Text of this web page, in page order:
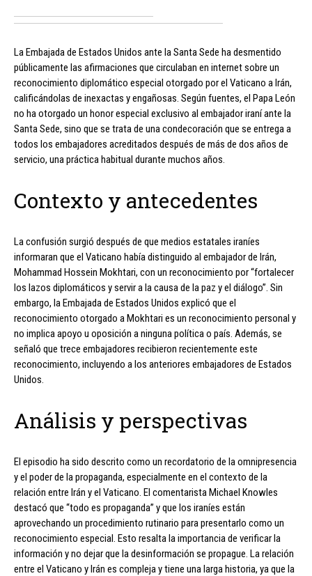
La Embajada de Estados Unidos ante la Santa Sede ha desmentido
públicamente las afirmaciones que circulaban en internet sobre un
reconocimiento diplomático especial otorgado por el Vaticano a Irán,
calificándolas de inexactas y engañosas. Según fuentes, el Papa León
no ha otorgado un honor especial exclusivo al embajador iraní ante la
Santa Sede, sino que se trata de una condecoración que se entrega a
todos los embajadores acreditados después de más de dos años de
servicio, una práctica habitual durante muchos años.
Contexto y antecedentes
La confusión surgió después de que medios estatales iraníes
informaran que el Vaticano había distinguido al embajador de Irán,
Mohammad Hossein Mokhtari, con un reconocimiento por “fortalecer
los lazos diplomáticos y servir a la causa de la paz y el diálogo”. Sin
embargo, la Embajada de Estados Unidos explicó que el
reconocimiento otorgado a Mokhtari es un reconocimiento personal y
no implica apoyo u oposición a ninguna política o país. Además, se
señaló que trece embajadores recibieron recientemente este
reconocimiento, incluyendo a los anteriores embajadores de Estados
Unidos.
Análisis y perspectivas
El episodio ha sido descrito como un recordatorio de la omnipresencia
y el poder de la propaganda, especialmente en el contexto de la
relación entre Irán y el Vaticano. El comentarista Michael Knowles
destacó que “todo es propaganda” y que los iraníes están
aprovechando un procedimiento rutinario para presentarlo como un
reconocimiento especial. Esto resalta la importancia de verificar la
información y no dejar que la desinformación se propague. La relación
entre el Vaticano y Irán es compleja y tiene una larga historia, ya que la